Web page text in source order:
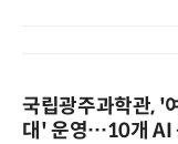
국립광주과학관, '